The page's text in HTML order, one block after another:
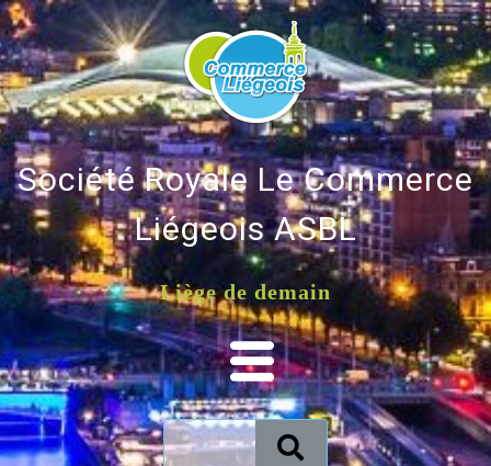
Société Royale Le Commerce
Liégeois ASBL
Liège de demain